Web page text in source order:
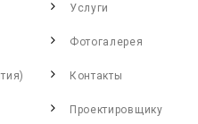
Услуги
Фотогалерея
Контакты
Проектировщику